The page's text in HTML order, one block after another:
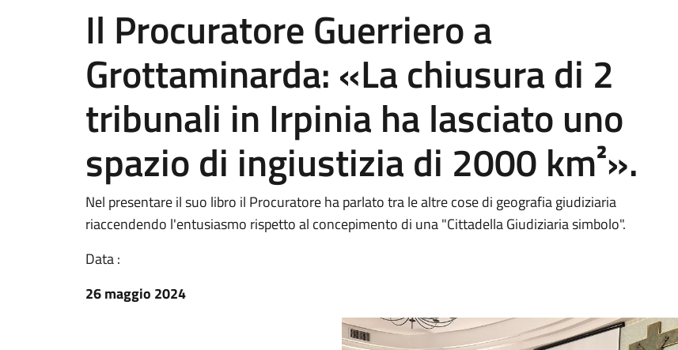
Il Procuratore Guerriero a
Grottaminarda: «La chiusura di 2
tribunali in Irpinia ha lasciato uno
spazio di ingiustizia di 2000 km²».
Nel presentare il suo libro il Procuratore ha parlato tra le altre cose di geografia giudiziaria
riaccendendo l'entusiasmo rispetto al concepimento di una "Cittadella Giudiziaria simbolo".
Data :
26 maggio 2024